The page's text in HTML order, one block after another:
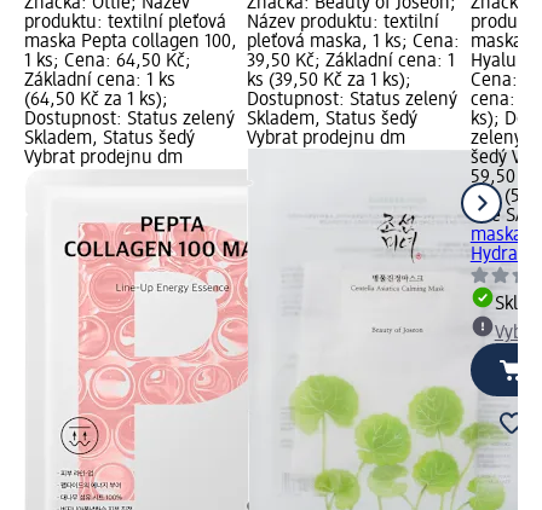
Značka: Ottie; Název
produktu: textilní pleťová
maska Pepta collagen 100,
1 ks; Cena: 64,50 Kč;
Základní cena: 1 ks
(64,50 Kč za 1 ks);
Dostupnost: Status zelený
Skladem, Status šedý
Vybrat prodejnu dm
Značka: Beauty of Joseon;
Název produktu: textilní
pleťová maska, 1 ks; Cena:
39,50 Kč; Základní cena: 1
ks (39,50 Kč za 1 ks);
Dostupnost: Status zelený
Skladem, Status šedý
Vybrat prodejnu dm
Značka:
maska
Cena:
cena: 1
ks);
zelený
šedý
59,50 Kč
1 ks
The
maska